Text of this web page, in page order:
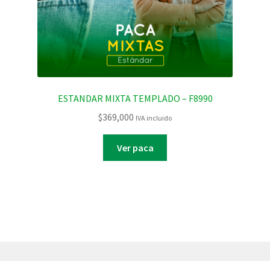
ESTANDAR MIXTA TEMPLADO – F8990
$369,000 IVA incluido
Ver paca